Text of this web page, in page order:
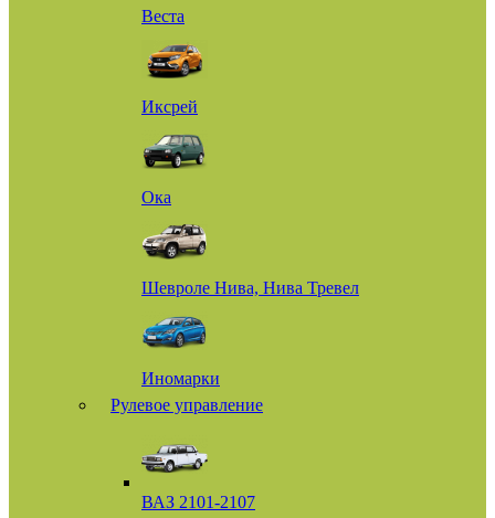
Веста
Иксрей
Ока
Шевроле Нива, Нива Тревел
Иномарки
Рулевое управление
ВАЗ 2101-2107